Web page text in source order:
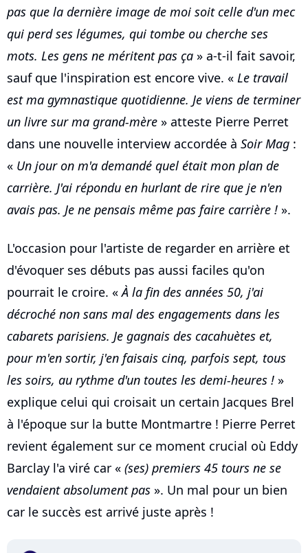
pas que la dernière image de moi soit celle d'un mec
qui perd ses légumes, qui tombe ou cherche ses
mots. Les gens ne méritent pas ça » a-t-il fait savoir,
sauf que l'inspiration est encore vive. « Le travail
est ma gymnastique quotidienne. Je viens de terminer
un livre sur ma grand-mère » atteste Pierre Perret
dans une nouvelle interview accordée à Soir Mag :
« Un jour on m'a demandé quel était mon plan de
carrière. J'ai répondu en hurlant de rire que je n'en
avais pas. Je ne pensais même pas faire carrière ! ».
L'occasion pour l'artiste de regarder en arrière et
d'évoquer ses débuts pas aussi faciles qu'on
pourrait le croire. «À la fin des années 50, j'ai
décroché non sans mal des engagements dans les
cabarets parisiens. Je gagnais des cacahuètes et,
pour m'en sortir, j'en faisais cinq, parfois sept, tous
les soirs, au rythme d'un toutes les demi-heures ! »
explique celui qui croisait un certain Jacques Brel
à l'époque sur la butte Montmartre ! Pierre Perret
revient également sur ce moment crucial où Eddy
Barclay l'a viré car « (ses) premiers 45 tours ne se
vendaient absolument pas ». Un mal pour un bien
car le succès est arrivé juste après !